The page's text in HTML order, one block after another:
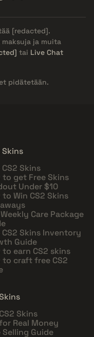
[redacted].
ja muita
tai Live Chat
pidätetään.
Skins
CS2 Skins
to get Free Skins
Under $10
to Win CS2 Skins
Care Package
CS2 Skins Inventory
Guide
to earn CS2 skins
to craft free CS2
Skins
Real Money
Selling Guide